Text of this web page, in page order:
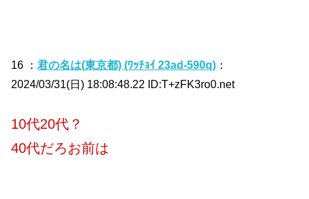
16 ：君の名は(東京都) (ﾜｯﾁｮｲ 23ad-590q) ：
2024/03/31(日) 18:08:48.22 ID:T+zFK3ro0.net
10代20代？
40代だろお前は